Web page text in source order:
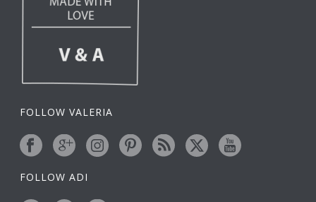
FOLLOW VALERIA
FOLLOW ADI